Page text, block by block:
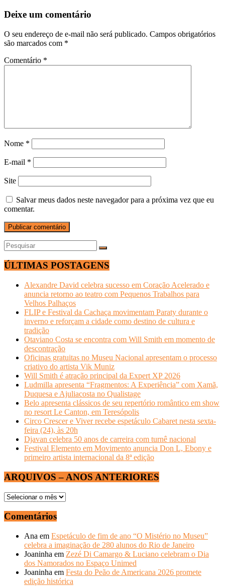
Deixe um comentário
O seu endereço de e-mail não será publicado. Campos obrigatórios
são marcados com *
Comentário *
Nome *
E-mail *
Site
Salvar meus dados neste navegador para a próxima vez que eu
comentar.
ÚLTIMAS POSTAGENS
Alexandre David celebra sucesso em Coração Acelerado e
anuncia retorno ao teatro com Pequenos Trabalhos para
Velhos Palhaços
FLIP e Festival da Cachaça movimentam Paraty durante o
inverno e reforçam a cidade como destino de cultura e
tradição
Otaviano Costa se encontra com Will Smith em momento de
descontração
Oficinas gratuitas no Museu Nacional apresentam o processo
criativo do artista Vik Muniz
Will Smith é atração principal da Expert XP 2026
Ludmilla apresenta “Fragmentos: A Experiência” com Xamã,
Duquesa e Ajuliacosta no Qualistage
Belo apresenta clássicos de seu repertório romântico em show
no resort Le Canton, em Teresópolis
Circo Crescer e Viver recebe espetáculo Cabaret nesta sexta-
feira (24), às 20h
Djavan celebra 50 anos de carreira com turnê nacional
Festival Elemento em Movimento anuncia Don L, Ebony e
primeiro artista internacional da 8ª edição
ARQUIVOS – ANOS ANTERIORES
ARQUIVOS
ANOS
ANTERIORES
Comentários
Ana em Espetáculo de fim de ano “O Mistério no Museu”
celebra a imaginação de 280 alunos do Rio de Janeiro
Joaninha em Zezé Di Camargo & Luciano celebram o Dia
dos Namorados no Espaço Unimed
Joaninha em Festa do Peão de Americana 2026 promete
edição histórica